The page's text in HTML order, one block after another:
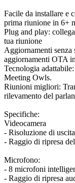
Facile da installare e
prima riunione in 6+
Plug and play:
tua riunione
Aggiornamenti
aggiornamenti OTA
Tecnologia
Meeting Owls.
Riunioni migliori:
rilevamento del
Specifiche:
Videocamera
- Risoluzione di
- Raggio di ripresa
Microfono:
- 8 microfoni
- Raggio di ripresa